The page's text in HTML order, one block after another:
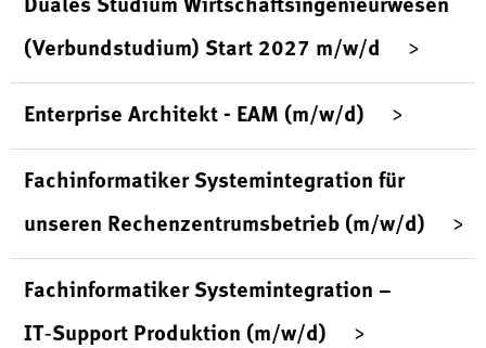
Duales Studium Wirtschaftsingenieurwesen
(Verbundstudium) Start 2027 m/w/d
Enterprise Architekt - EAM (m/w/d)
Fachinformatiker Systemintegration für
unseren Rechenzentrumsbetrieb (m/w/d)
Fachinformatiker Systemintegration –
IT‑Support Produktion (m/w/d)